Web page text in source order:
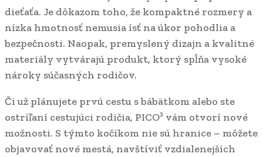
dieťaťa. Je dôkazom toho, že kompaktné rozmery a
nízka hmotnosť nemusia ísť na úkor pohodlia a
bezpečnosti. Naopak, premyslený dizajn a kvalitné
materiály vytvárajú produkt, ktorý spĺňa vysoké
nároky súčasných rodičov.
Či už plánujete prvú cestu s bábätkom alebo ste
ostríľaní cestujúci rodičia, PICO³ vám otvorí nové
možnosti. S týmto kočíkom nie sú hranice – môžete
objavovať nové mestá, navštíviť vzdialenejších